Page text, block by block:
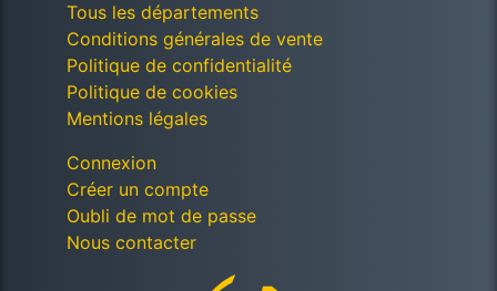
Tous les départements
Conditions générales de vente
Politique de confidentialité
Politique de cookies
Mentions légales
Connexion
Créer un compte
Oubli de mot de passe
Nous contacter